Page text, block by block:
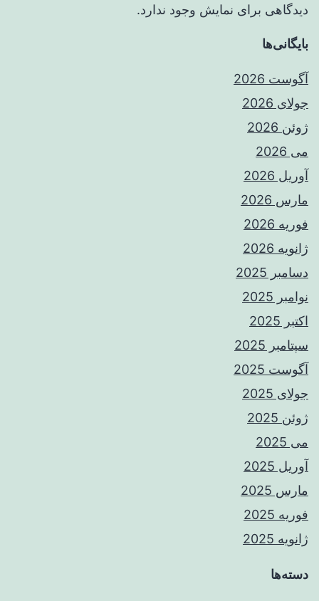
دیدگاهی برای نمایش وجود ندارد.
بایگانی‌ها
آگوست 2026
جولای 2026
ژوئن 2026
می 2026
آوریل 2026
مارس 2026
فوریه 2026
ژانویه 2026
دسامبر 2025
نوامبر 2025
اکتبر 2025
سپتامبر 2025
آگوست 2025
جولای 2025
ژوئن 2025
می 2025
آوریل 2025
مارس 2025
فوریه 2025
ژانویه 2025
دسته‌ها